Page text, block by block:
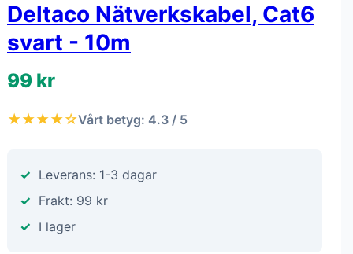
Deltaco Nätverkskabel, Cat6
svart - 10m
99 kr
★★★★☆Vårt betyg: 4.3 / 5
Leverans: 1-3 dagar
Frakt: 99 kr
I lager